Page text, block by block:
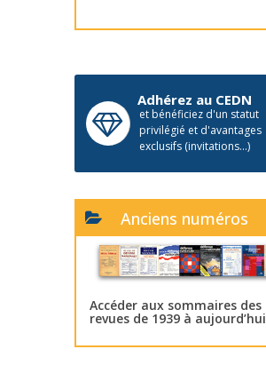
Adhérez au CEDN
et bénéficiez d'un statut
privilégié et d'avantages
exclusifs (invitations...)
Anciens numéros
Accéder aux sommaires des
revues de 1939 à aujourd’hui